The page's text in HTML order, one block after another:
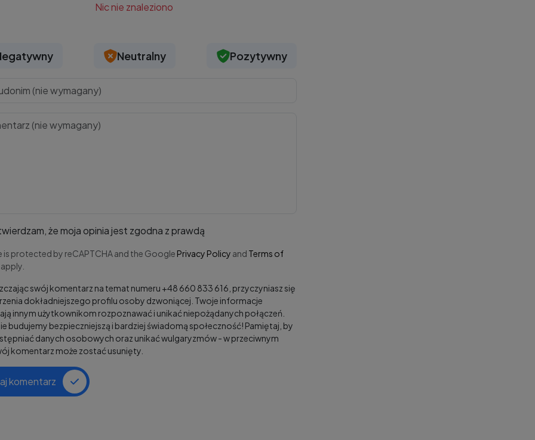
Nic nie znaleziono
Neutralny Pozytywny
że moja opinia jest zgodna z prawdą
is protected by reCAPTCHA and the Google Privacy Policy and Terms of
apply.
swój komentarz na temat numeru +48 660 833 616, przyczyniasz się
dokładniejszego profilu osoby dzwoniącej. Twoje informacje
innym użytkownikom rozpoznawać i unikać niepożądanych połączeń.
budujemy bezpieczniejszą i bardziej świadomą społeczność! Pamiętaj, by
danych osobowych oraz unikać wulgaryzmów - w przeciwnym
komentarz może zostać usunięty.
komentarz